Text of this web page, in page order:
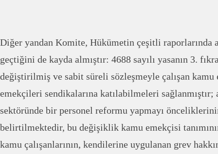
Diğer yandan Komite, Hükümetin çeşitli raporlarında
geçtiğini de kayda almıştır: 4688 sayılı yasanın 3.
değiştirilmiş ve sabit süreli sözleşmeyle çalışan
emekçileri sendikalarına katılabilmeleri sağlanmıştır;
sektöründe bir personel reformu yapmayı
belirtilmektedir, bu değişiklik kamu emekçisi
kamu çalışanlarının, kendilerine uygulanan grev